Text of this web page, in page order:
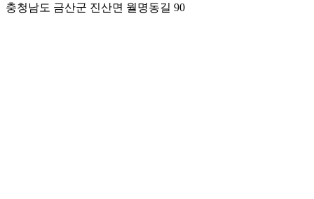
충청남도 금산군 진산면 월명동길 90